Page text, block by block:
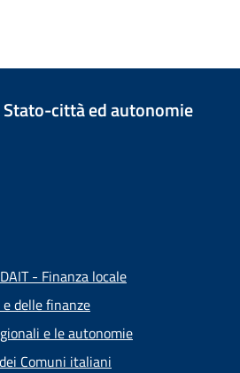
Stato-città ed autonomie
- Finanza locale
delle finanze
e le autonomie
Comuni italiani